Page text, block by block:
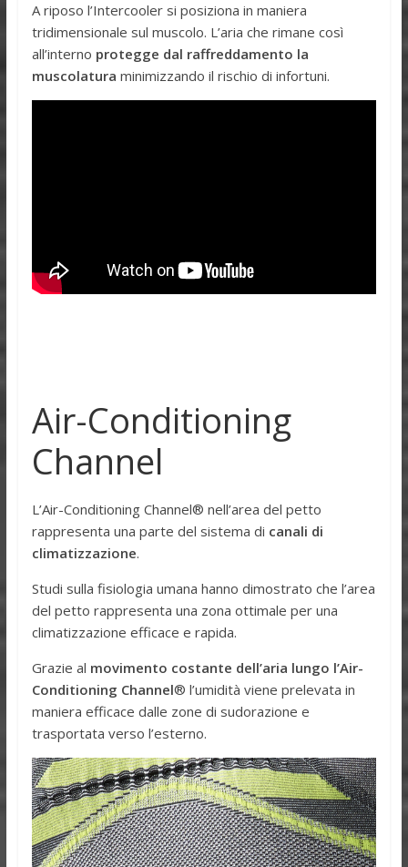
A riposo l’Intercooler si posiziona in maniera
tridimensionale sul muscolo. L’aria che rimane così
all’interno protegge dal raffreddamento la
muscolatura minimizzando il rischio di infortuni.
Air-Conditioning
Channel
L’Air-Conditioning Channel® nell’area del petto
rappresenta una parte del sistema di canali di
climatizzazione.
Studi sulla fisiologia umana hanno dimostrato che l’area
del petto rappresenta una zona ottimale per una
climatizzazione efficace e rapida.
Grazie al movimento costante dell’aria lungo l’Air-
Conditioning Channel® l’umidità viene prelevata in
maniera efficace dalle zone di sudorazione e
trasportata verso l’esterno.